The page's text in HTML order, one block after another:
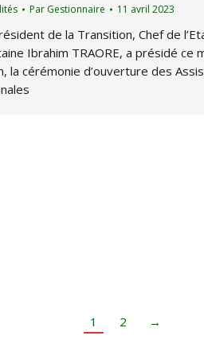
Par Gestionnaire 11 avril 2023
de la Transition, Chef de
Ibrahim TRAORE, a présidé ce
la cérémonie d’ouverture des
1 2 →